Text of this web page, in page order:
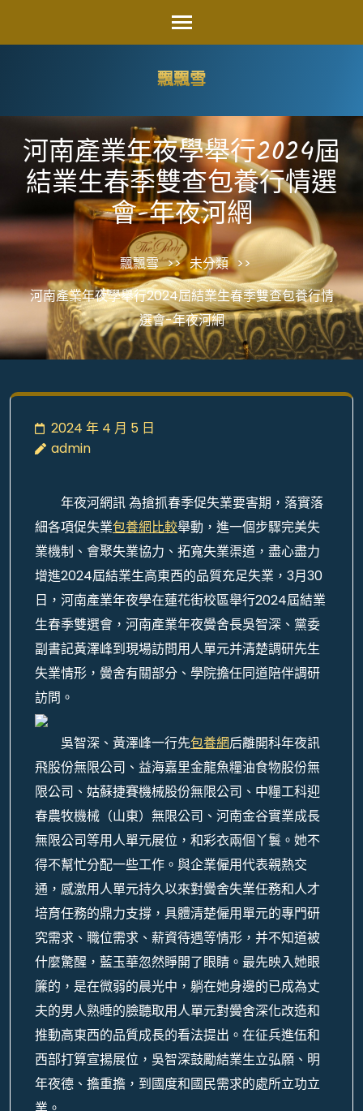
飄飄雪
河南產業年夜學舉行2024屆
結業生春季雙查包養行情選
會-年夜河網
飄飄雪 >> 未分類 >>
河南產業年夜學舉行2024屆結業生春季雙查包養行情
選會-年夜河網
2024 年 4 月 5 日
admin
年夜河網訊 為搶抓春季促失業要害期，落實落
細各項促失業包養網比較舉動，進一個步驟完美失
業機制、會聚失業協力、拓寬失業渠道，盡心盡力
增進2024屆結業生高東西的品質充足失業，3月30
日，河南產業年夜學在蓮花街校區舉行2024屆結業
生春季雙選會，河南產業年夜黌舍長吳智深、黨委
副書記黃澤峰到現場訪問用人單元并清楚調研先生
失業情形，黌舍有關部分、學院擔任同道陪伴調研
訪問。
吳智深、黃澤峰一行先包養網后離開科年夜訊
飛股份無限公司、益海嘉里金龍魚糧油食物股份無
限公司、姑蘇捷賽機械股份無限公司、中糧工科迎
春農牧機械（山東）無限公司、河南金谷實業成長
無限公司等用人單元展位，和彩衣兩個丫鬟。她不
得不幫忙分配一些工作。與企業僱用代表親熱交
通，感激用人單元持久以來對黌舍失業任務和人才
培育任務的鼎力支撐，具體清楚僱用單元的專門研
究需求、職位需求、薪資待遇等情形，并不知道被
什麼驚醒，藍玉華忽然睜開了眼睛。最先映入她眼
簾的，是在微弱的晨光中，躺在她身邊的已成為丈
夫的男人熟睡的臉聽取用人單元對黌舍深化改造和
推動高東西的品質成長的看法提出。在征兵進伍和
西部打算宣揚展位，吳智深鼓勵結業生立弘願、明
年夜德、擔重擔，到國度和國民需求的處所立功立